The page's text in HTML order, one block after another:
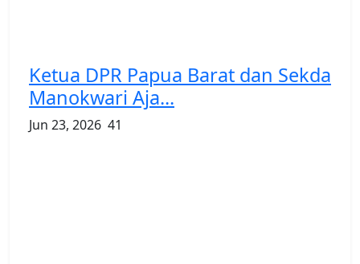
Ketua DPR Papua Barat dan Sekda
Manokwari Aja...
Jun 23, 2026 41